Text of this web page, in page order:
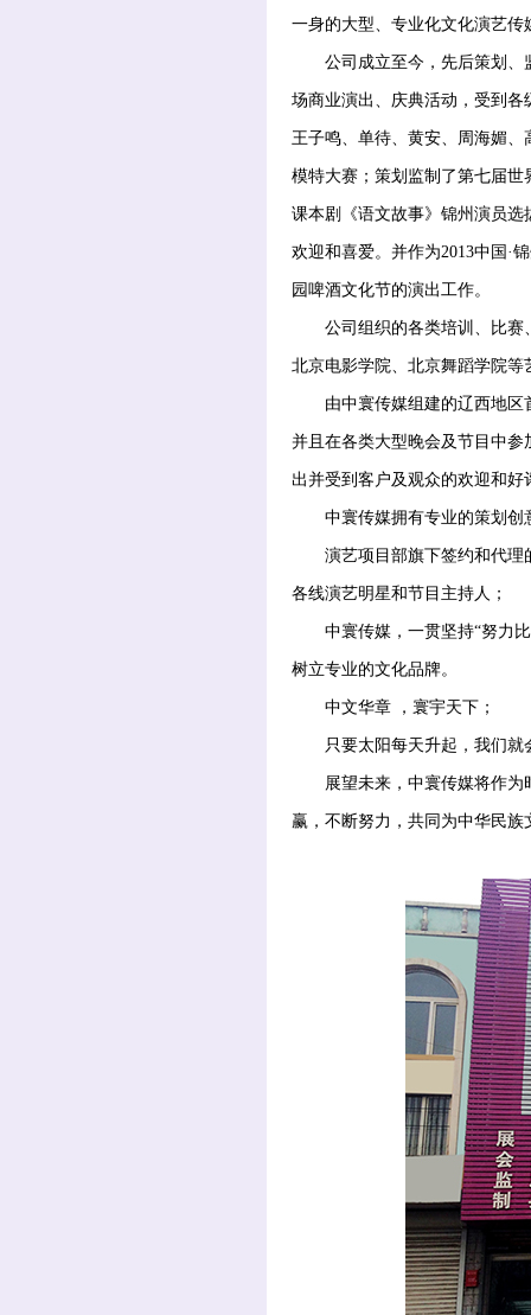
一身的大型、专业化文化演艺传
公司成立至今，先后策划、监
场商业演出、庆典活动，受到
王子鸣、单待、黄安、周海媚
模特大赛；策划监制了第七届
课本剧《语文故事》锦州演员选
欢迎和喜爱。并作为2013中国·
园啤酒文化节的演出工作。
公司组织的各类培训、比赛、
北京电影学院、北京舞蹈学院
由中寰传媒组建的辽西地区首
并且在各类大型晚会及节目中
出并受到客户及观众的欢迎和好
中寰传媒拥有专业的策划创
演艺项目部旗下签约和代理的
各线演艺明星和节目主持人；
中寰传媒，一贯坚持“努力比
树立专业的文化品牌。
中文华章 ，寰宇天下；
只要太阳每天升起，我们就
展望未来，中寰传媒将作为时
赢，不断努力，共同为中华民